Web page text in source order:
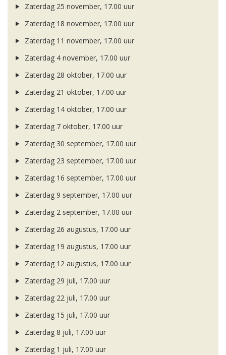
Zaterdag 25 november, 17.00 uur
Zaterdag 18 november, 17.00 uur
Zaterdag 11 november, 17.00 uur
Zaterdag 4 november, 17.00 uur
Zaterdag 28 oktober, 17.00 uur
Zaterdag 21 oktober, 17.00 uur
Zaterdag 14 oktober, 17.00 uur
Zaterdag 7 oktober, 17.00 uur
Zaterdag 30 september, 17.00 uur
Zaterdag 23 september, 17.00 uur
Zaterdag 16 september, 17.00 uur
Zaterdag 9 september, 17.00 uur
Zaterdag 2 september, 17.00 uur
Zaterdag 26 augustus, 17.00 uur
Zaterdag 19 augustus, 17.00 uur
Zaterdag 12 augustus, 17.00 uur
Zaterdag 29 juli, 17.00 uur
Zaterdag 22 juli, 17.00 uur
Zaterdag 15 juli, 17.00 uur
Zaterdag 8 juli, 17.00 uur
Zaterdag 1 juli, 17.00 uur